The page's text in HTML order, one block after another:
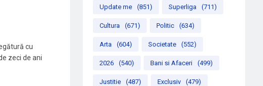
cu
zeci de ani
Update me (851) Superliga (711)
Cultura (671) Politic (634)
Arta (604) Societate (552)
2026 (540) Bani si Afaceri (499)
Justitie (487) Exclusiv (479)